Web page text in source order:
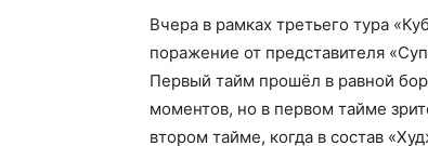
Вчера в рамках третьего тура
поражение от представителя
Первый тайм прошёл в равной
моментов, но в первом тайме
втором тайме, когда в состав